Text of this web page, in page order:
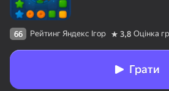
66 Рейтинг Яндекс Ігор 3,8 Оцінка
Грати